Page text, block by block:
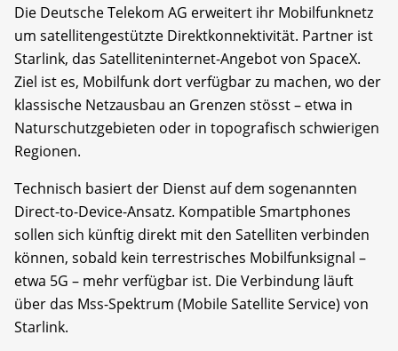
Die Deutsche Telekom AG erweitert ihr Mobilfunknetz
um satellitengestützte Direktkonnektivität. Partner ist
Starlink, das Satelliteninternet-Angebot von SpaceX.
Ziel ist es, Mobilfunk dort verfügbar zu machen, wo der
klassische Netzausbau an Grenzen stösst – etwa in
Naturschutzgebieten oder in topografisch schwierigen
Regionen.
Technisch basiert der Dienst auf dem sogenannten
Direct-to-Device-Ansatz. Kompatible Smartphones
sollen sich künftig direkt mit den Satelliten verbinden
können, sobald kein terrestrisches Mobilfunksignal –
etwa 5G – mehr verfügbar ist. Die Verbindung läuft
über das Mss-Spektrum (Mobile Satellite Service) von
Starlink.